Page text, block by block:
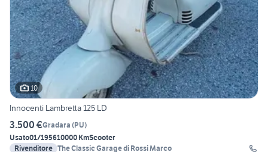
10
Innocenti Lambretta 125 LD
3.500 €Gradara (PU)
Usato01/195610000 KmScooter
Rivenditore The Classic Garage di Rossi Marco